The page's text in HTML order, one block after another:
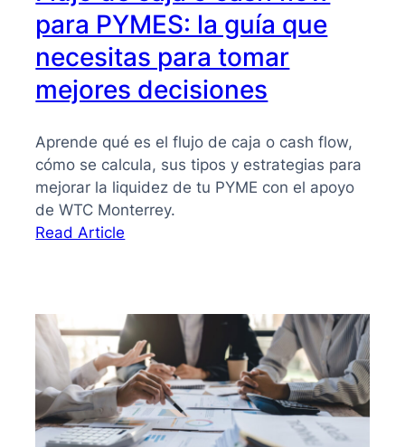
para PYMES: la guía que
necesitas para tomar
mejores decisiones
Aprende qué es el flujo de caja o cash flow,
cómo se calcula, sus tipos y estrategias para
mejorar la liquidez de tu PYME con el apoyo
de WTC Monterrey.
Read Article
o
cash
flow
para
PYMES:
la